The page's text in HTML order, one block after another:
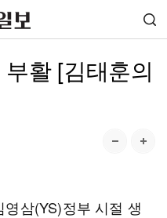
활 [김태훈의
삼(YS)정부 시절 생